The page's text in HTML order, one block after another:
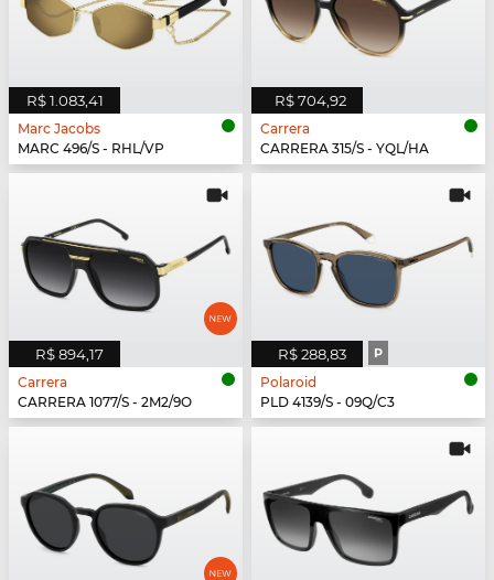
R$ 1.083,41
Marc Jacobs
MARC 496/S - RHL/VP
R$ 704,92
Carrera
CARRERA 315/S - YQL/HA
R$ 894,17
Carrera
CARRERA 1077/S - 2M2/9O
R$ 288,83 P
Polaroid
PLD 4139/S - 09Q/C3